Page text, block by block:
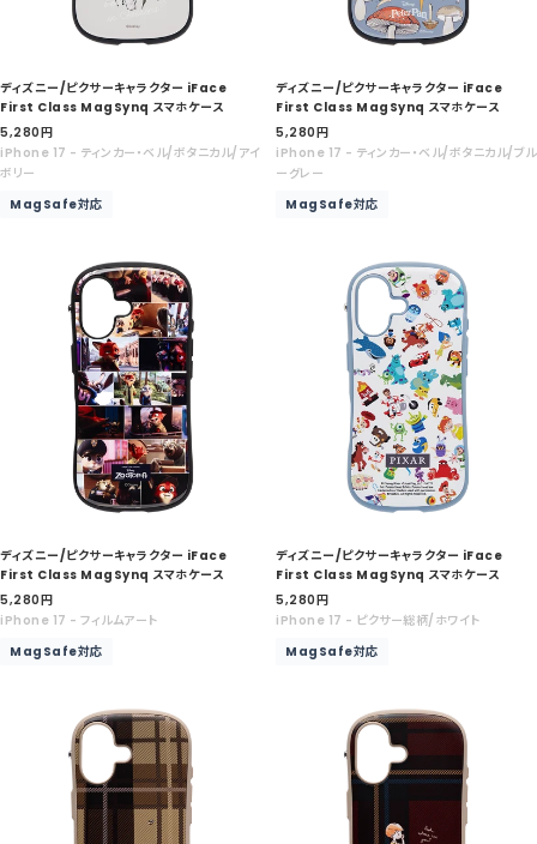
ディズニー/ピクサーキャラクター iFace
First Class MagSynq スマホケース
セ
ー
ル
格
5,280円
iPhone 17 - ティンカー・ベル/ボタニカル/アイ
ボリー
MagSafe対応
ディズニー/ピクサーキャラクター iFace
First Class MagSynq スマホケース
セ
ー
ル
格
5,280円
iPhone 17 - ティンカー・ベル/ボタニカル/ブル
ーグレー
MagSafe対応
ディズニー/ピクサーキャラクター iFace
First Class MagSynq スマホケース
セ
ー
価
5,280円
iPhone 17 - フィルムアート
MagSafe対応
ディズニー/ピクサーキャラクター iFace
First Class MagSynq スマホケース
セ
ー
価
5,280円
iPhone 17 - ピクサー総柄/ホワイト
MagSafe対応